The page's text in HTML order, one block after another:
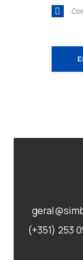
(+351) 253